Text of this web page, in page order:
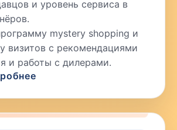
и уровень сервиса в
mystery shopping и
визитов с рекомендациями
и работы с дилерами.